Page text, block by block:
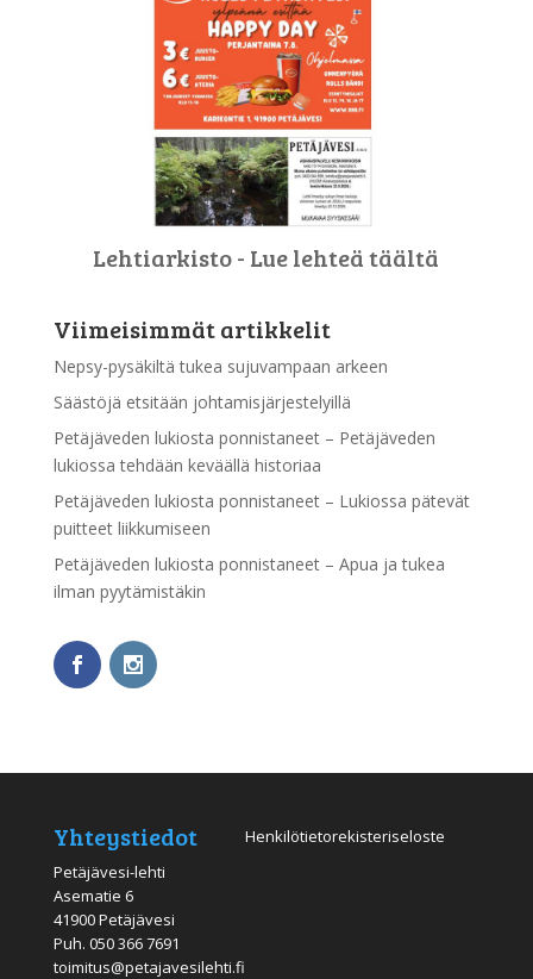
Lehtiarkisto - Lue lehteä täältä
Viimeisimmät artikkelit
Nepsy-pysäkiltä tukea sujuvampaan arkeen
Säästöjä etsitään johtamisjärjestelyillä
Petäjäveden lukiosta ponnistaneet – Petäjäveden
lukiossa tehdään keväällä historiaa
Petäjäveden lukiosta ponnistaneet – Lukiossa pätevät
puitteet liikkumiseen
Petäjäveden lukiosta ponnistaneet – Apua ja tukea
ilman pyytämistäkin
Yhteystiedot
Petäjävesi-lehti
Asematie 6
41900 Petäjävesi
Puh. 050 366 7691
toimitus@petajavesilehti.fi
Henkilötietorekisteriseloste